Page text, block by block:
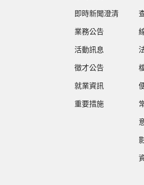
即時新聞澄清
業務公告
活動訊息
徵才公告
就業資訊
重要措施